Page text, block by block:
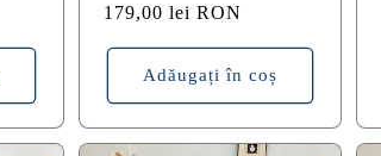
obișnuit
redus
179,00 lei RON
Adăugați în coș